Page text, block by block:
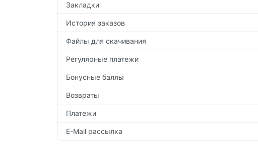
Закладки
История заказов
Файлы для скачивания
Регулярные платежи
Бонусные баллы
Возвраты
Платежи
E-Mail рассылка